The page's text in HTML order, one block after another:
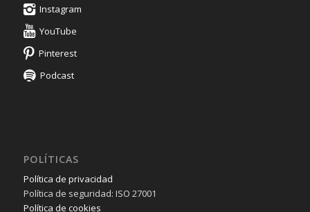
Instagram
YouTube
Pinterest
Podcast
POLÍTICAS
Política de privacidad
Política de seguridad: ISO 27001
Política de cookies